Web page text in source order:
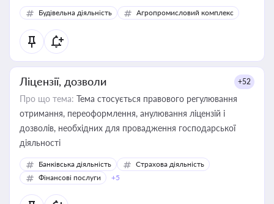
Будівельна діяльність Агропромисловий комплекс
Ліцензії, дозволи +52
Про що тема: Тема стосується правового регулювання
отримання, переоформлення, анулювання ліцензій і
дозволів, необхідних для провадження господарської
діяльності
Банківська діяльність
Страхова діяльність
Фінансові послуги
+5